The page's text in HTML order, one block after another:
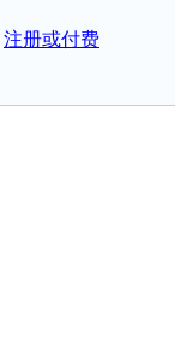
注册或付费